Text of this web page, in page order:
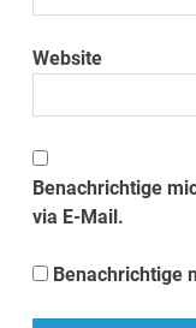
Website
Benachrichtige
via E-Mail.
Benachrichtige